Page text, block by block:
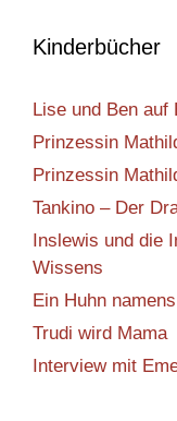
Kinderbücher
Lise und Ben auf
Prinzessin
Prinzessin
Tankino – Der
Inslewis und die
Wissens
Ein Huhn
Trudi wird Mama
Interview mit